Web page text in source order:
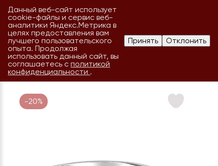
-20%
Данный веб-сайт использует
cookie-файлы и сервис веб-
аналитики Яндекс.Метрика в
целях предоставления вам
лучшего пользовательского
опыта. Продолжая
использовать данный сайт, вы
соглашаетесь сполитикой
конфиденциальности .
Принять Отклонить